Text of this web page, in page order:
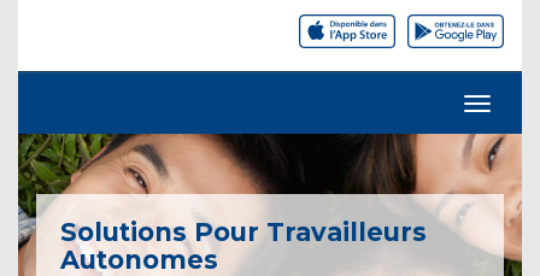
Solutions Pour Travailleurs
Autonomes